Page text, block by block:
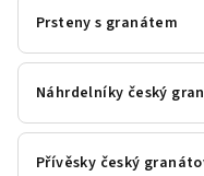
Prsteny s granátem
Náhrdelníky český
Přívěsky český